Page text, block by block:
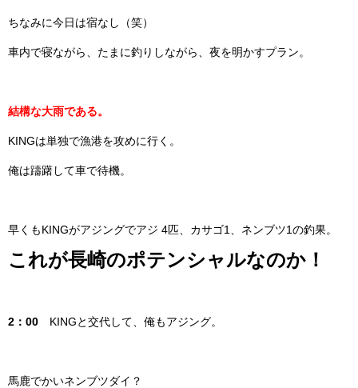
ちなみに今日は宿なし（笑）
車内で寝ながら、たまに釣りしながら、夜を明かすプラン。
結構な大雨である。
KINGは単独で漁港を攻めに行く。
俺は躊躇して車で待機。
早くもKINGがアジングでアジ 4匹、カサゴ1、ネンブツ1の釣果。
これが長崎のポテンシャルなのか！
2：00 KINGと交代して、俺もアジング。
馬鹿でかいネンブツダイ？